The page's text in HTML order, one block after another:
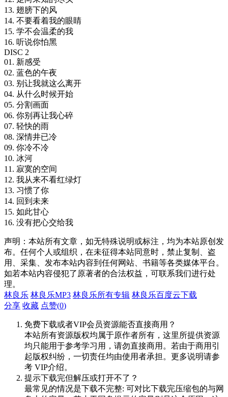
13. 翅膀下的风
14. 不要看着我的眼睛
15. 学不会温柔的我
16. 听说你怕黑
DISC 2
01. 新感受
02. 蓝色的午夜
03. 别让我就这么离开
04. 从什么时候开始
05. 分割画面
06. 你别再让我心碎
07. 轻快的雨
08. 深情井已冷
09. 你冷不冷
10. 冰河
11. 寂寞的空间
12. 我从来不看红绿灯
13. 习惯了你
14. 回到未来
15. 如此甘心
16. 没有把心交给我
声明：本站所有文章，如无特殊说明或标注，均为本站原创发
布。任何个人或组织，在未征得本站同意时，禁止复制、盗
用、采集、发布本站内容到任何网站、书籍等各类媒体平台。
如若本站内容侵犯了原著者的合法权益，可联系我们进行处
理。
林良乐 林良乐MP3 林良乐所有专辑 林良乐百度云下载
分享 收藏 点赞(0)
免费下载或者VIP会员资源能否直接商用？
本站所有资源版权均属于原作者所有，这里所提供资源
均只能用于参考学习用，请勿直接商用。若由于商用引
起版权纠纷，一切责任均由使用者承担。更多说明请参
考 VIP介绍。
提示下载完但解压或打开不了？
最常见的情况是下载不完整: 可对比下载完压缩包的与网